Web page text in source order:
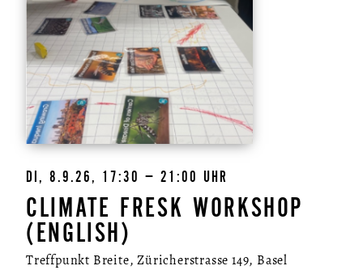
DI, 8.9.26, 17:30 – 21:00 UHR
CLIMATE FRESK WORKSHOP
(ENGLISH)
Treffpunkt Breite, Züricherstrasse 149, Basel